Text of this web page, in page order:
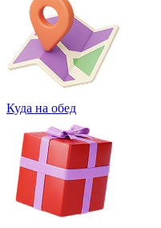
Куда на обед